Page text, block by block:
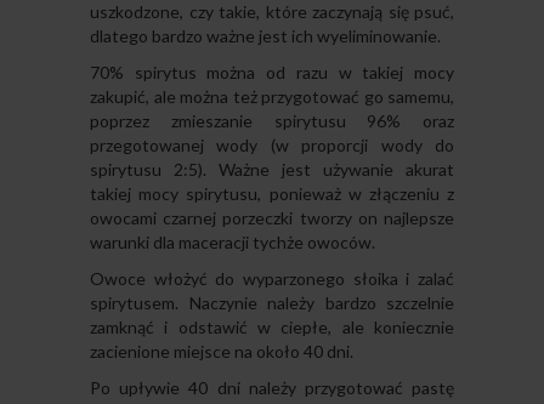
uszkodzone, czy takie, które zaczynają się psuć,
dlatego bardzo ważne jest ich wyeliminowanie.
70% spirytus można od razu w takiej mocy
zakupić, ale można też przygotować go samemu,
poprzez zmieszanie spirytusu 96% oraz
przegotowanej wody (w proporcji wody do
spirytusu 2:5). Ważne jest używanie akurat
takiej mocy spirytusu, ponieważ w złączeniu z
owocami czarnej porzeczki tworzy on najlepsze
warunki dla maceracji tychże owoców.
Owoce włożyć do wyparzonego słoika i zalać
spirytusem. Naczynie należy bardzo szczelnie
zamknąć i odstawić w ciepłe, ale koniecznie
zacienione miejsce na około 40 dni.
Po upływie 40 dni należy przygotować pastę